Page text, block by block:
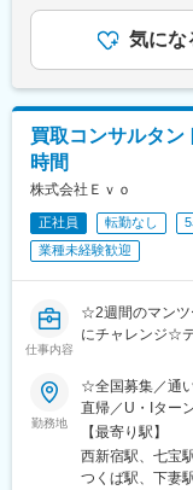
公園駅、蛍池
作駅、和泉多摩
松島駅、ゆいの
東野尻駅、ハー
駅、保原駅、会
鉄線)、南小樽駅
守谷駅、ゆめみ
駅、内宿駅、柏
武動物公園駅、
田駅(神奈川県)
駅、川和町駅、
里駅、栗橋駅、
駅、楡木駅、原
駅、新守谷駅、
駅、瀬谷駅、北
泉駅、公津の杜
西立川駅、北八
崎台駅、並木北
気にな
買取コンサルタン
時間
株式会社Ｅｖｏ
正社員 転勤なし
業種未経験歓迎
仕事内容
☆2週間のマンツ
にチャレンジ☆
勤務地
☆全国募集／通
直帰／U・Iター
丁目1番1号 住
勤はありません
ト先やご希望の全
【最寄り駅】
西新宿駅、七宝
つくば駅、下妻